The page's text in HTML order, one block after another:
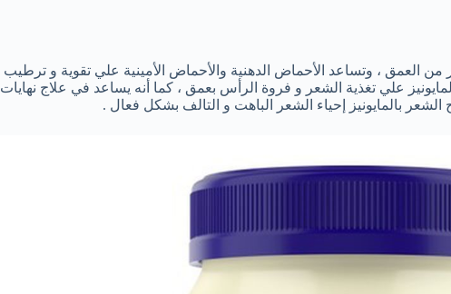
من العمق ، وتساعد الأحماض الدهنية والأحماض الأمينية علي تقوية و ترطيب
علي تغذية الشعر و فروة الرأس بعمق ، كما أنه يساعد في علاج نهايات
بالمايونيز إحياء الشعر الباهت و التالف بشكل فعال .